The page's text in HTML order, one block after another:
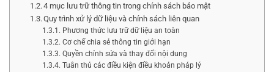
4 mục lưu trữ thông tin trong chính sách bảo mật
Quy trình xử lý dữ liệu và chính sách liên quan
Phương thức lưu trữ dữ liệu an toàn
Cơ chế chia sẻ thông tin giới hạn
Quyền chỉnh sửa và thay đổi nội dung
Tuân thủ các điều kiện điều khoản pháp lý